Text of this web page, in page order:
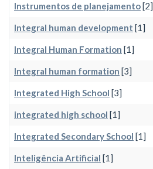
Instrumentos de planejamento[2]
Integral human development [1]
Integral Human Formation [1]
Integral human formation [3]
Integrated High School [3]
integrated high school [1]
Integrated Secondary School [1]
Inteligência Artificial [1]